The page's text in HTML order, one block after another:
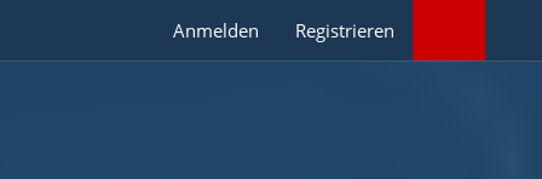
Anmelden Registrieren